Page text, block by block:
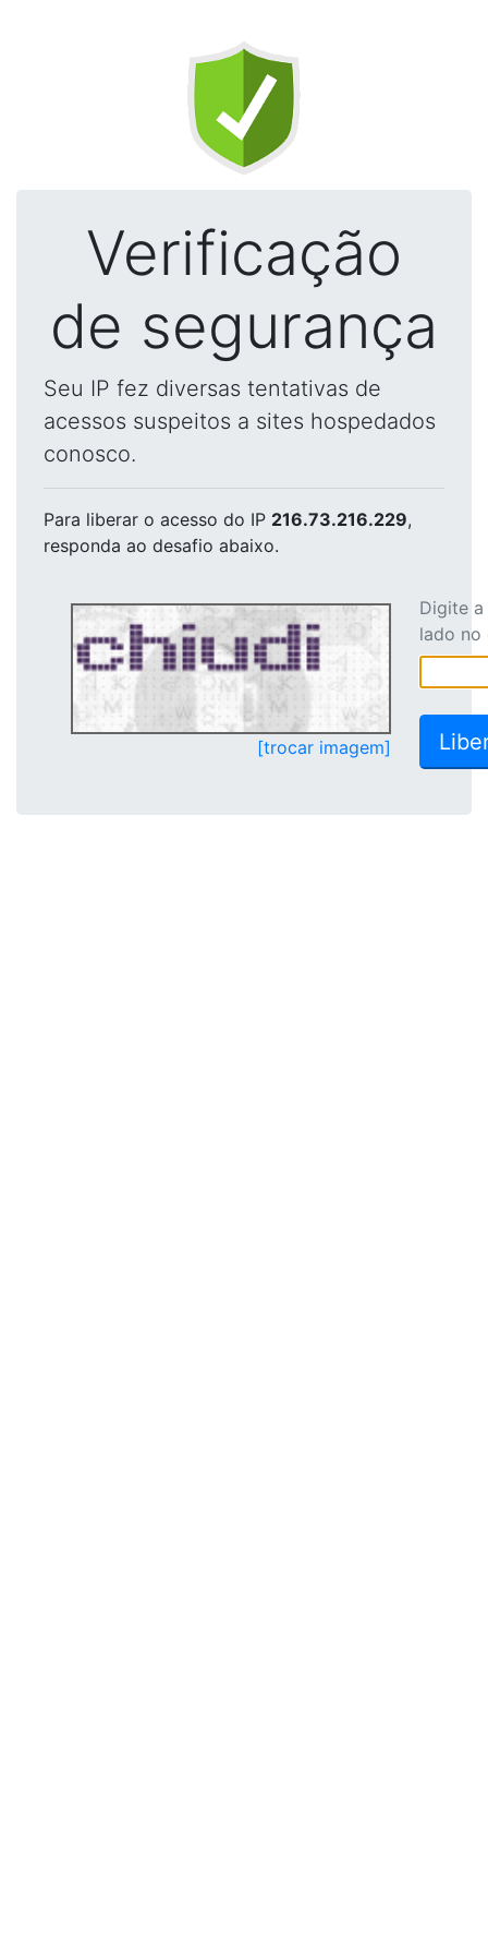
Verificação
de segurança
Seu IP fez diversas tentativas de
acessos suspeitos a sites hospedados
conosco.
Para liberar o acesso do IP 216.73.216.229,
responda ao desafio abaixo.
[trocar imagem]
Digite
lado no